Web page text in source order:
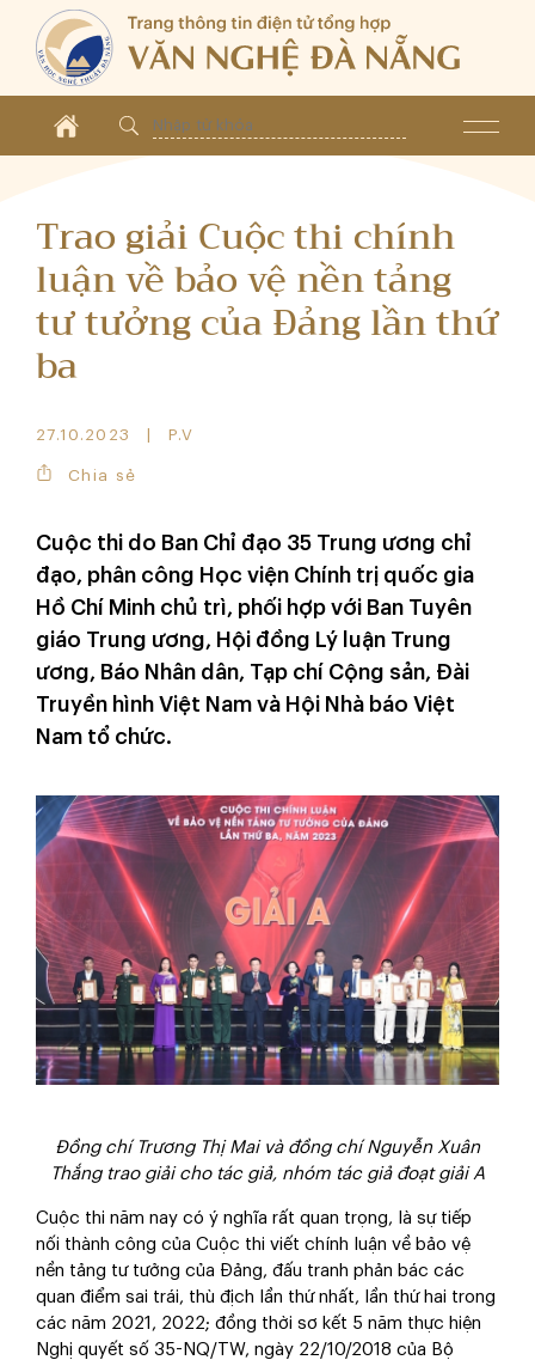
Trao giải Cuộc thi chính
luận về bảo vệ nền tảng
tư tưởng của Đảng lần thứ
ba
27.10.2023 P.V
Chia sẻ
Cuộc thi do Ban Chỉ đạo 35 Trung ương chỉ
đạo, phân công Học viện Chính trị quốc gia
Hồ Chí Minh chủ trì, phối hợp với Ban Tuyên
giáo Trung ương, Hội đồng Lý luận Trung
ương, Báo Nhân dân, Tạp chí Cộng sản, Đài
Truyền hình Việt Nam và Hội Nhà báo Việt
Nam tổ chức.
Đồng chí Trương Thị Mai và đồng chí Nguyễn Xuân
Thắng trao giải cho tác giả, nhóm tác giả đoạt giải A
Cuộc thi năm nay có ý nghĩa rất quan trọng, là sự tiếp
nối thành công của Cuộc thi viết chính luận về bảo vệ
nền tảng tư tưởng của Đảng, đấu tranh phản bác các
quan điểm sai trái, thù địch lần thứ nhất, lần thứ hai trong
các năm 2021, 2022; đồng thời sơ kết 5 năm thực hiện
Nghị quyết số 35-NQ/TW, ngày 22/10/2018 của Bộ